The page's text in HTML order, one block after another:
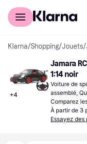
Acheter avec Klarna
Klarna/Shopping/Jouets/
+4
Jamara
1:14 noir
Voiture de
assemblé,
Comparez
À partir de 3
Essayez